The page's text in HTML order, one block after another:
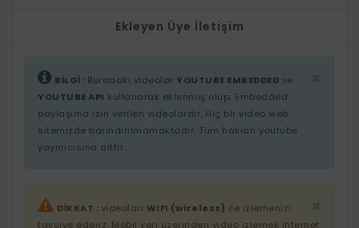
Ekleyen Üye İletişim
BİLGİ : Buradaki videolar YOUTUBE EMBEDDED ve
YOUTUBE API kullanarak eklenmiş olup; Embedded
paylaşıma izin verilen videolardır. Hiç bir video web
sitemizde barındırılmamaktadır. Tüm hakları youtube
yayımcısına aittir...
DİKKAT :videoları WIFI (wireless) ile izlemenizi
tavsiye ederiz. Mobil veri üzerinden video izlemek internet